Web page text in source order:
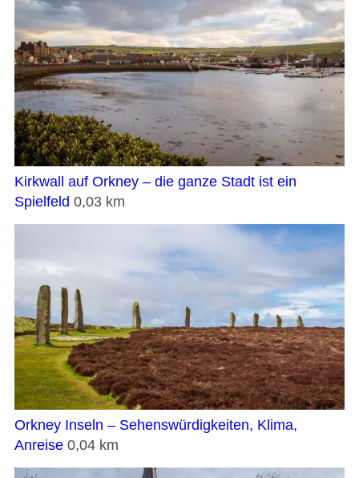
Kirkwall auf Orkney – die ganze Stadt ist ein
Spielfeld 0,03 km
Orkney Inseln – Sehenswürdigkeiten, Klima,
Anreise 0,04 km